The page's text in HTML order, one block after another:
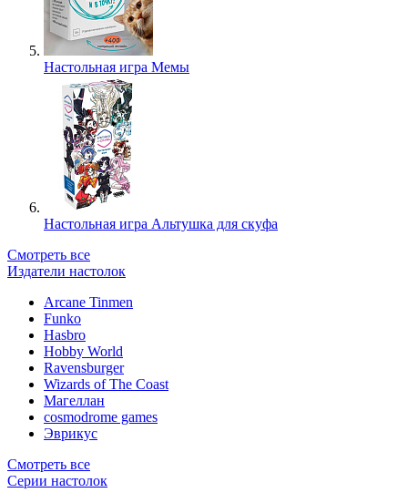
Настольная игра Мемы
Настольная игра Альтушка для скуфа
Смотреть все
Издатели настолок
Arcane Tinmen
Funko
Hasbro
Hobby World
Ravensburger
Wizards of The Coast
Магеллан
сosmodrome games
Эврикус
Смотреть все
Серии настолок